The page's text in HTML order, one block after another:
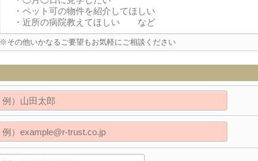
※その他いかなるご要望もお気軽にご相談ください